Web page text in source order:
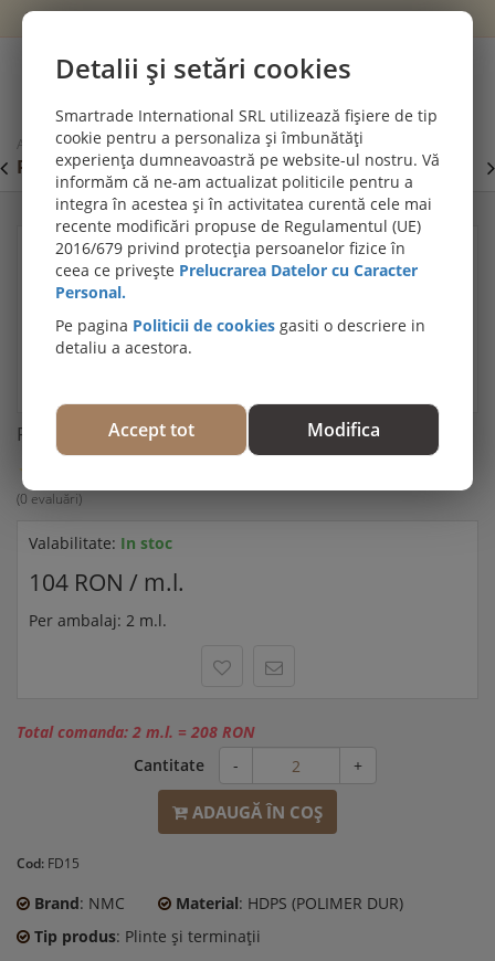
Cont
Acasă Plinte, profile decorative și de trecere Plinta polimer FD15
PROMOȚII DE IULIE! PARCHET SPC SI LVT: Viziteaza
secțiunea de pardoseli SPC SI LVT
Plinta polimer FD15
(0 evaluări)
Valabilitate: In stoc
104 RON / m.l.
Per ambalaj: 2 m.l.
Total comanda: 2 m.l. = 208 RON
Cantitate
- +
ADAUGĂ ÎN COŞ
Cod: FD15
Brand: NMC Material: HDPS (POLIMER DUR)
Tip produs: Plinte şi terminaţii
Detalii și setări cookies
Smartrade International SRL utilizează fișiere de tip
cookie pentru a personaliza și îmbunătăți
experiența dumneavoastră pe website-ul nostru. Vă
informăm că ne-am actualizat politicile pentru a
integra în acestea și în activitatea curentă cele mai
recente modificări propuse de Regulamentul (UE)
2016/679 privind protecția persoanelor fizice în
ceea ce privește Prelucrarea Datelor cu Caracter
Personal.
Pe pagina Politicii de cookies gasiti o descriere in
detaliu a acestora.
Accept tot Modifica